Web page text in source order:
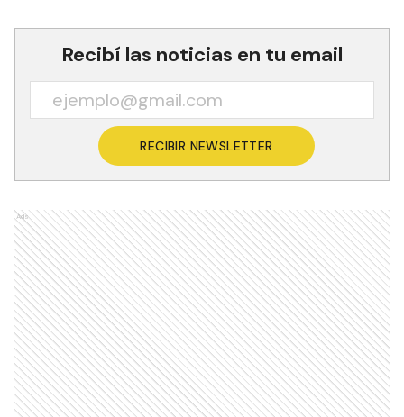
Recibí las noticias en tu email
RECIBIR NEWSLETTER
Ads